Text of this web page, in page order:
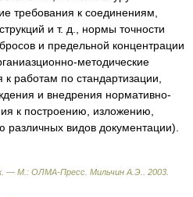
требования к соединениям,
и т. д., нормы точности
и предельной концентрации
методические
работам по стандартизации,
и внедрения нормативно-
к построению, изложению,
видов документации).
— М.: ОЛМА-Пресс Мильчин А.Э. 2003